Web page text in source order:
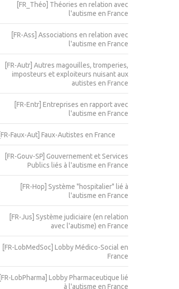
[FR_Théo] Théories en relation avec
l'autisme en France
[FR-Ass] Associations en relation avec
l'autisme en France
[FR-Autr] Autres magouilles, tromperies,
imposteurs et exploiteurs nuisant aux
autistes en France
[FR-Entr] Entreprises en rapport avec
l'autisme en France
[FR-Faux-Aut] Faux-Autistes en France
[FR-Gouv-SP] Gouvernement et Services
Publics liés à l'autisme en France
[FR-Hop] Système "hospitalier" lié à
l'autisme en France
[FR-Jus] Système judiciaire (en relation
avec l'autisme) en France
[FR-LobMedSoc] Lobby Médico-Social en
France
[FR-LobPharma] Lobby Pharmaceutique lié
à l'autisme en France